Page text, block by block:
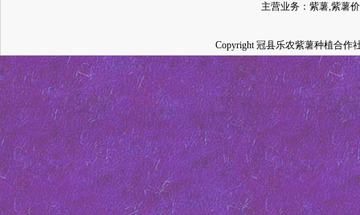
主营业务： 紫薯,紫薯
Copyright 冠县乐农紫薯种植合